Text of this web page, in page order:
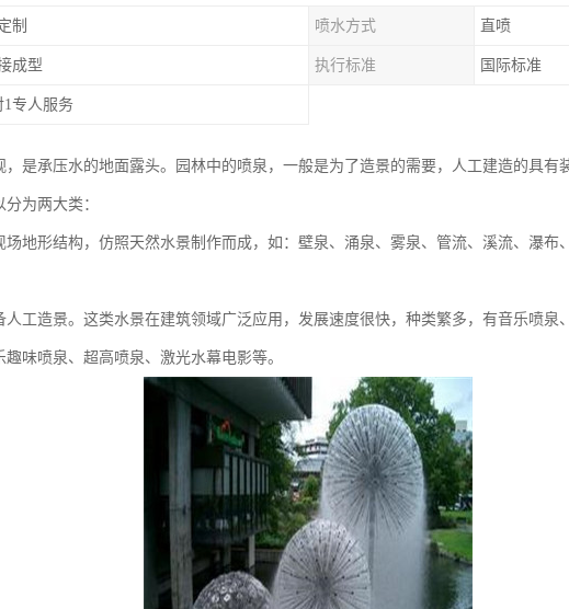
制 喷水方式 直喷
成型 执行标准 国际标准
1专人服务
是承压水的地面露头。园林中的喷泉，一般是为了造景的需要，人工建造的具有
为两大类：
场地形结构，仿照天然水景制作而成，如：壁泉、涌泉、雾泉、管流、溪流、瀑布
人工造景。这类水景在建筑领域广泛应用，发展速度很快，种类繁多，有音乐喷泉
味喷泉、超高喷泉、激光水幕电影等。